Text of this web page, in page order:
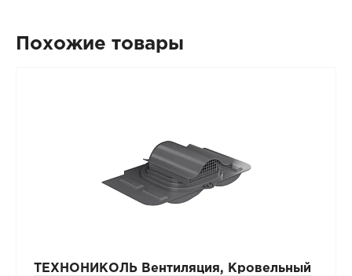
Похожие товары
ТЕХНОНИКОЛЬ Вентиляция, Кровельный